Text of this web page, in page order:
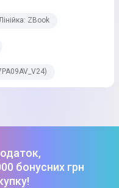
ZBook
бонусних грн